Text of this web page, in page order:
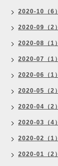
2020-10（6）
2020-09（2）
2020-08（1）
2020-07（1）
2020-06（1）
2020-05（2）
2020-04（2）
2020-03（4）
2020-02（1）
2020-01（2）